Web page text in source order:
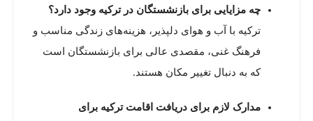
چه مزایایی برای بازنشستگان در ترکیه وجود دارد؟
ترکیه با آب و هوای دلپذیر، هزینه‌های زندگی مناسب و
فرهنگ غنی، مقصدی عالی برای بازنشستگان است
که به دنبال تغییر مکان هستند.
مدارک لازم برای دریافت اقامت ترکیه برای